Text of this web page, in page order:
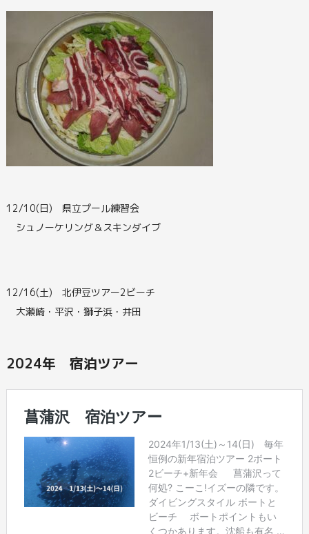
12/10(日) 県立プール練習会
シュノーケリング＆スキンダイブ
12/16(土) 北伊豆ツアー2ビーチ
大瀬崎・平沢・獅子浜・井田
2024年 宿泊ツアー